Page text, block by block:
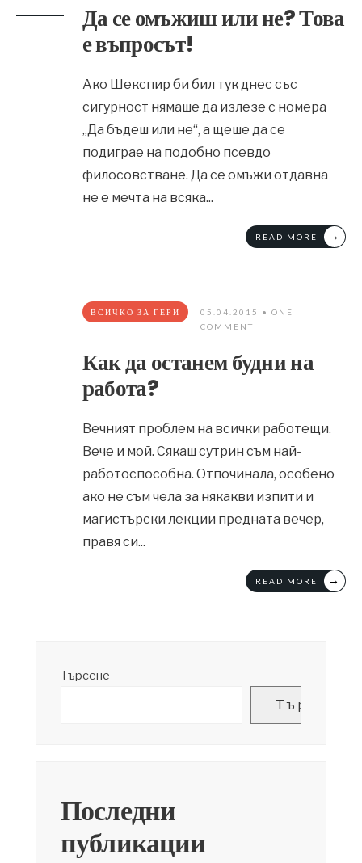
Да се омъжиш или не? Това
е въпросът!
Ако Шекспир би бил тук днес със
сигурност нямаше да излезе с номера
„Да бъдеш или не“, а щеше да се
подиграе на подобно псевдо
филосовстване. Да се омъжи отдавна
не е мечта на всяка...
READ MORE →
ВСИЧКО ЗА ГЕРИ 05.04.2015
• ONE
COMMENT
Как да останем будни на
работа?
Вечният проблем на всички работещи.
Вече и мой. Сякаш сутрин съм най-
работоспособна. Отпочинала, особено
ако не съм чела за някакви изпити и
магистърски лекции предната вечер,
правя си...
READ MORE →
Търсене
Търсене
Последни
публикации